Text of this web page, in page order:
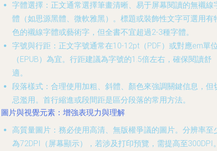
字體選擇 ：正文通常選擇筆畫清晰、易于屏幕閱讀的無襯線
體（如思源黑體、微軟雅黑）。標題或裝飾性文字可選用有
色的襯線字體或藝術字，但全書不宜超過2-3種字體。
字號與行距 ：正文字號通常在10-12pt（PDF）或對應em單
（EPUB）為宜。行距建議為字號的1.5倍左右，確保閱讀舒
適。
段落樣式 ：合理使用加粗、斜體、顏色來強調關鍵信息，但
忌濫用。首行縮進或段間距是區分段落的常用方法。
片與視覺元素：增強表現力與理解
高質量圖片 ：務必使用高清、無版權爭議的圖片。分辨率至
為72DPI（屏幕顯示），若涉及打印預覽，需提高至300DPI